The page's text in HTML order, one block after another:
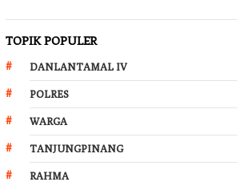
TOPIK POPULER
DANLANTAMAL IV
POLRES
WARGA
TANJUNGPINANG
RAHMA